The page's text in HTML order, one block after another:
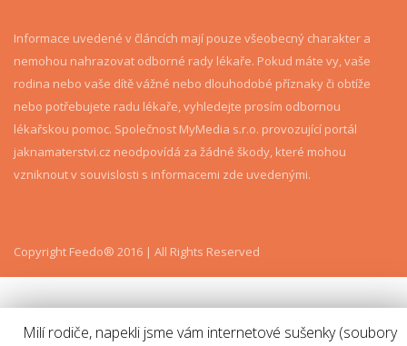
Informace uvedené v článcích mají pouze všeobecný charakter a
nemohou nahrazovat odborné rady lékaře. Pokud máte vy, vaše
rodina nebo vaše dítě vážné nebo dlouhodobé příznaky či obtíže
nebo potřebujete radu lékaře, vyhledejte prosím odbornou
lékařskou pomoc. Společnost MyMedia s.r.o. provozující portál
jaknamaterstvi.cz neodpovídá za žádné škody, které mohou
vzniknout v souvislosti s informacemi zde uvedenými.
Copyright Feedo® 2016 | All Rights Reserved
Milí rodiče, napekli jsme vám internetové sušenky (soubory